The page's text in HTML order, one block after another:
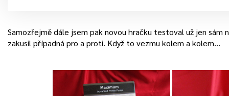
Samozřejmě dále jsem pak novou hračku testoval už jen sám
zakusil případná pro a proti. Když to vezmu kolem a kolem…